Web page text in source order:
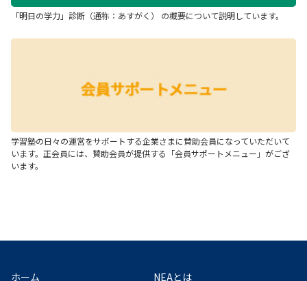
「明日の学力」診断（通称：あすがく） の概要について説明しています。
学習塾の日々の運営をサポートする企業さまに賛助会員になっていただいて
います。正会員には、賛助会員が提供する「会員サポートメニュー」がござ
います。
ホーム NEAとは